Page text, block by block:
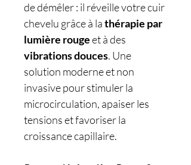
de démêler : il réveille votre cuir
chevelu grâce à lathérapie par
lumière rougeet à des
vibrations douces. Une
solution moderne et non
invasive pour stimuler la
microcirculation, apaiser les
tensions et favoriser la
croissance capillaire.